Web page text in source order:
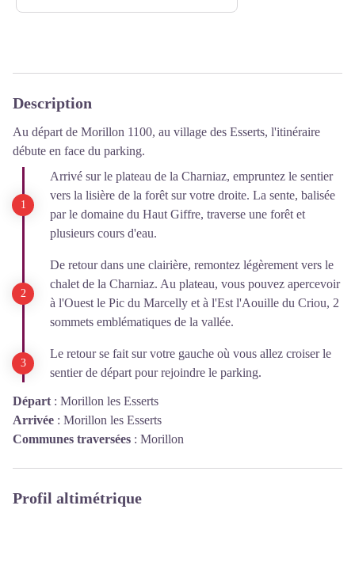
Description
Au départ de Morillon 1100, au village des Esserts, l'itinéraire
débute en face du parking.
Arrivé sur le plateau de la Charniaz, empruntez le sentier
vers la lisière de la forêt sur votre droite. La sente, balisée
par le domaine du Haut Giffre, traverse une forêt et
plusieurs cours d'eau.
De retour dans une clairière, remontez légèrement vers le
chalet de la Charniaz. Au plateau, vous pouvez apercevoir
à l'Ouest le Pic du Marcelly et à l'Est l'Aouille du Criou, 2
sommets emblématiques de la vallée.
Le retour se fait sur votre gauche où vous allez croiser le
sentier de départ pour rejoindre le parking.
Départ : Morillon les Esserts
Arrivée : Morillon les Esserts
Communes traversées : Morillon
Profil altimétrique